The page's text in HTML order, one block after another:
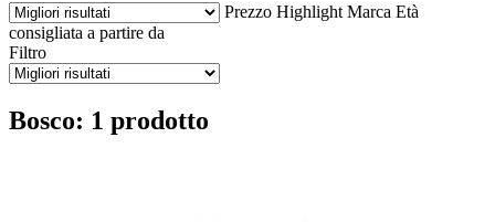
Prezzo Highlight Marca Età
consigliata a partire da
Filtro
Bosco: 1 prodotto